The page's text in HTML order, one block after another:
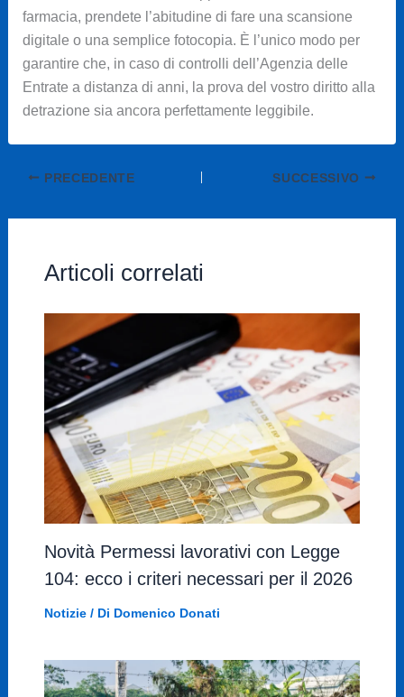
farmacia, prendete l’abitudine di fare una scansione
digitale o una semplice fotocopia. È l’unico modo per
garantire che, in caso di controlli dell’Agenzia delle
Entrate a distanza di anni, la prova del vostro diritto alla
detrazione sia ancora perfettamente leggibile.
PRECEDENTE SUCCESSIVO
Articoli correlati
Novità Permessi lavorativi con Legge
104: ecco i criteri necessari per il 2026
Notizie/ Di Domenico Donati